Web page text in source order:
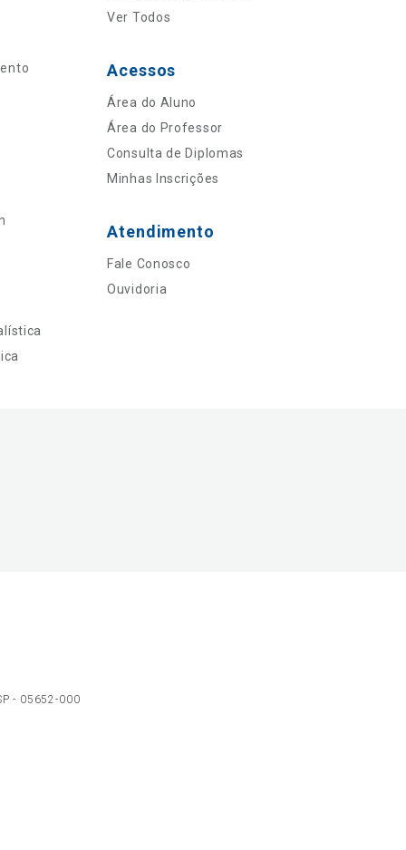
Ver Todos
Acessos
Área do Aluno
Área do Professor
Consulta de Diplomas
Minhas Inscrições
Atendimento
Fale Conosco
Ouvidoria
- 05652-000